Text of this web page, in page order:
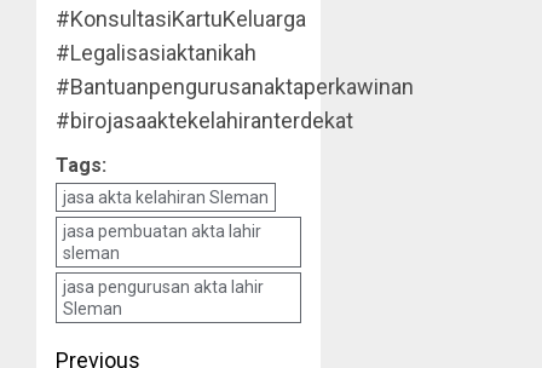
#KonsultasiKartuKeluarga
#Legalisasiaktanikah
#Bantuanpengurusanaktaperkawinan
#birojasaaktekelahiranterdekat
Tags:
jasa akta kelahiran Sleman
jasa pembuatan akta lahir
sleman
jasa pengurusan akta lahir
Sleman
Previous